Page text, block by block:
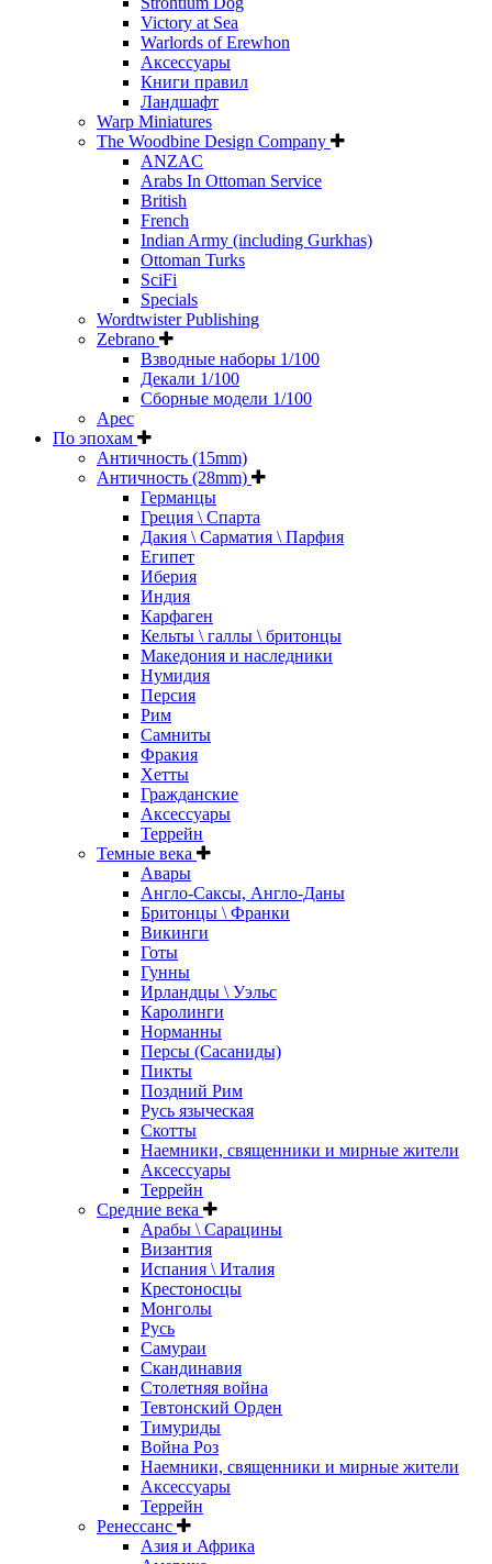
Victory at Sea
Warlords of Erewhon
Аксессуары
Книги правил
Ландшафт
Warp Miniatures
The Woodbine Design Company
ANZAC
Arabs In Ottoman Service
British
French
Indian Army (including Gurkhas)
Ottoman Turks
SciFi
Specials
Wordtwister Publishing
Zebrano
Взводные наборы 1/100
Декали 1/100
Сборные модели 1/100
Арес
По эпохам
Античность (15mm)
Античность (28mm)
Германцы
Греция \ Спарта
Дакия \ Сарматия \ Парфия
Египет
Иберия
Индия
Карфаген
Кельты \ галлы \ бритонцы
Македония и наследники
Нумидия
Персия
Рим
Самниты
Фракия
Хетты
Гражданские
Аксессуары
Террейн
Темные века
Авары
Англо-Саксы, Англо-Даны
Бритонцы \ Франки
Викинги
Готы
Гунны
Ирландцы \ Уэльс
Каролинги
Норманны
Персы (Сасаниды)
Пикты
Поздний Рим
Русь языческая
Скотты
Наемники, священники и мирные жители
Аксессуары
Террейн
Средние века
Арабы \ Сарацины
Византия
Испания \ Италия
Крестоносцы
Монголы
Русь
Самураи
Скандинавия
Столетняя война
Тевтонский Орден
Тимуриды
Война Роз
Наемники, священники и мирные жители
Аксессуары
Террейн
Ренессанс
Азия и Африка